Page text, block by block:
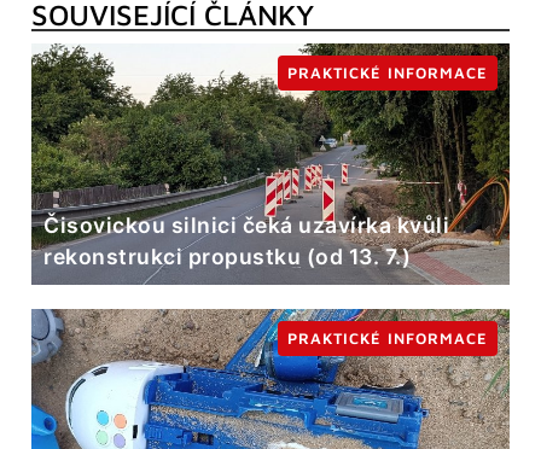
SOUVISEJÍCÍ ČLÁNKY
Čisovickou silnici čeká uzavírka kvůli
rekonstrukci propustku (od 13. 7.)
PRAKTICKÉ INFORMACE
PRAKTICKÉ INFORMACE